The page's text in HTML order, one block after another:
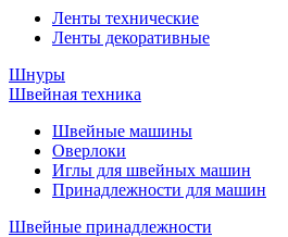
Ленты технические
Ленты декоративные
Шнуры
Швейная техника
Швейные машины
Оверлоки
Иглы для швейных машин
Принадлежности для машин
Швейные принадлежности